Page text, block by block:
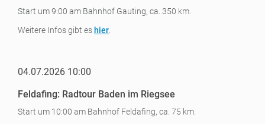
Start um 9:00 am Bahnhof Gauting, ca. 350 km.
Weitere Infos gibt es hier
04.07.2026 10:00
Feldafing: Radtour Baden im Riegsee
Start um 10:00 am Bahnhof Feldafing, ca. 75 km.